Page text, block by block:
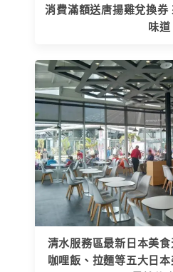
消費滿額送唐揚雞兌換券
味道
清水服務區最新日本美
咖哩飯、拉麵等五大日